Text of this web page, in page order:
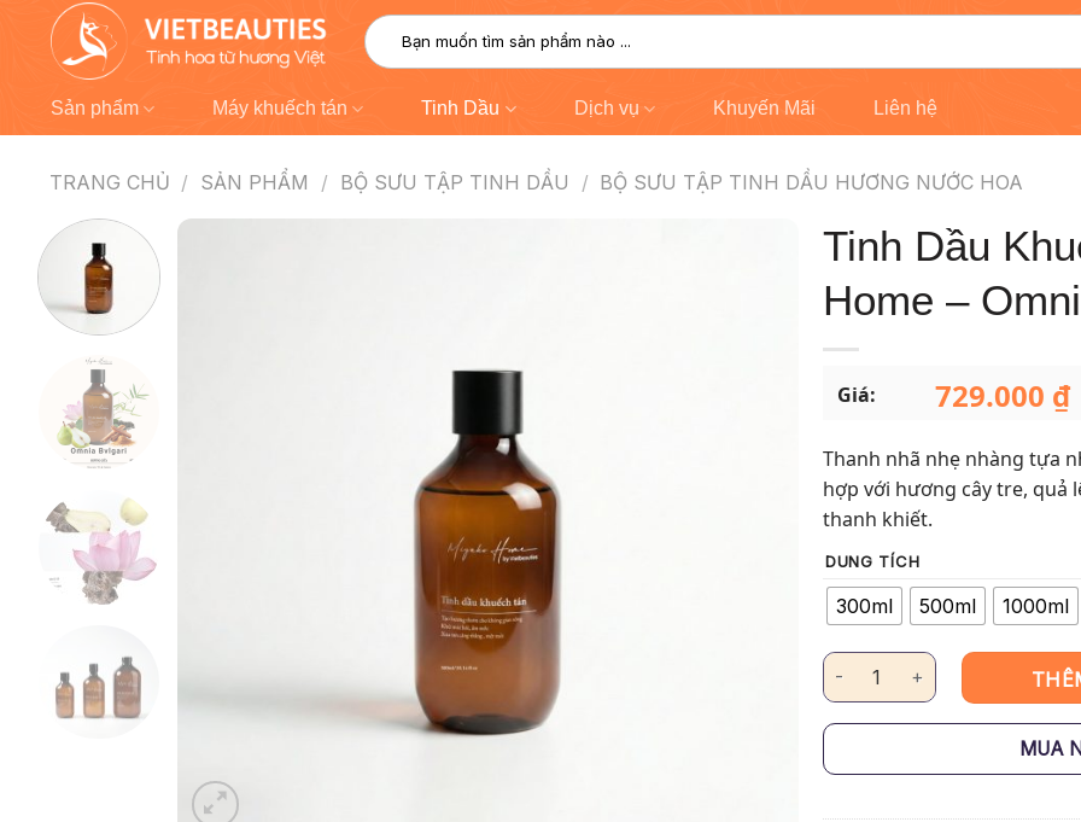
Chuyển
Tìm
kiếm:
Sản phẩm Máy khuếch tán Tinh Dầu Dịch vụ Khuyến Mãi Liên hệ
TRANG CHỦ / SẢN PHẨM / BỘ SƯU TẬP TINH DẦU / BỘ SƯU TẬP TINH DẦU HƯƠNG NƯỚC HOA
Tinh Dầu
Home –
Giá: 729.000 ₫
Thanh nhã nhẹ nhàng tựa
hợp với hương cây tre, quả
thanh khiết.
DUNG TÍCH
300ml 500ml 1000ml
Tinh Dầu Khuếch Tán Miyako
MUA